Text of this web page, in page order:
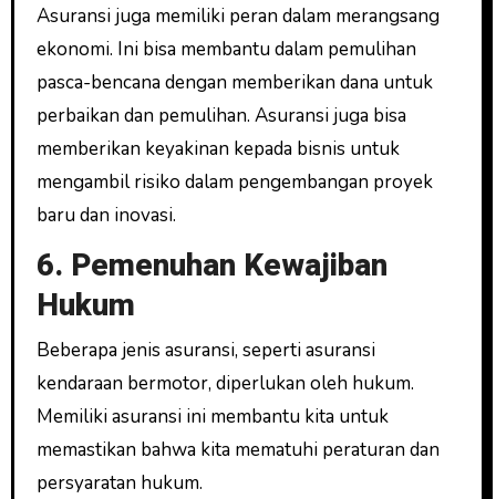
Asuransi juga memiliki peran dalam merangsang
ekonomi. Ini bisa membantu dalam pemulihan
pasca-bencana dengan memberikan dana untuk
perbaikan dan pemulihan. Asuransi juga bisa
memberikan keyakinan kepada bisnis untuk
mengambil risiko dalam pengembangan proyek
baru dan inovasi.
6. Pemenuhan Kewajiban
Hukum
Beberapa jenis asuransi, seperti asuransi
kendaraan bermotor, diperlukan oleh hukum.
Memiliki asuransi ini membantu kita untuk
memastikan bahwa kita mematuhi peraturan dan
persyaratan hukum.